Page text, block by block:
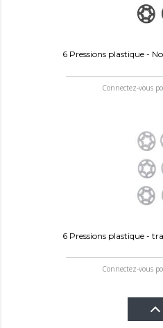
6 Pressions plastique -
Connectez-vous
6 Pressions plastique -
Connectez-vous